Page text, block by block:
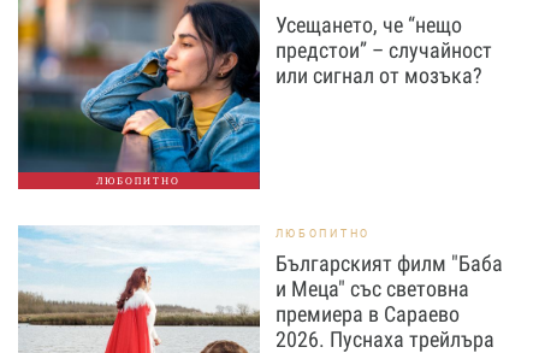
ЛЮБОПИТНО
Усещането, че “нещо
предстои” – случайност
или сигнал от мозъка?
ЛЮБОПИТНО
Българският филм "Баба
и Меца" със световна
премиера в Сараево
2026. Пуснаха трейлъра